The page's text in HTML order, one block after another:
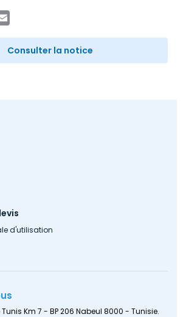
Consulter la notice
d'utilisation
Km 7 - BP 206 Nabeul 8000 - Tunisie.